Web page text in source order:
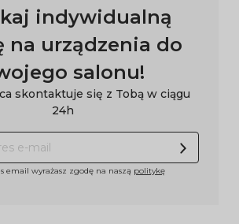
indywidualną
na urządzenia do
salonu!
skontaktuje się z Tobą w ciągu
24h
email wyrażasz zgodę na naszą politykę